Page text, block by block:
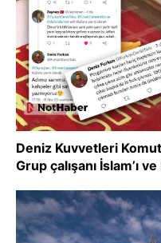
Deniz Kuvvetleri
Grup çalışanı İslam’ı